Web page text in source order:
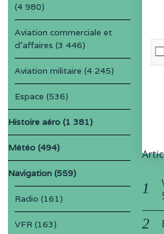
(4 980)
Aviation commerciale et
d'affaires (3 446)
Aviation militaire (4 245)
Espace (536)
Histoire aéro (1 381)
Météo (494)
Navigation (559)
Radio (161)
VFR (163)